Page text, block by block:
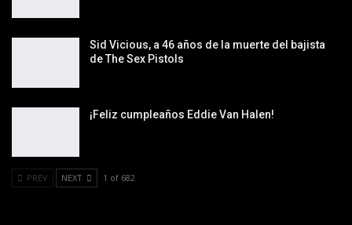
Sid Vicious, a 46 años de la muerte del bajista
de The Sex Pistols
¡Feliz cumpleaños Eddie Van Halen!
PREV NEXT 1 of 682